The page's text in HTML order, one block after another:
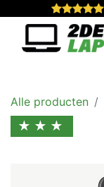
Alle producten
★★★